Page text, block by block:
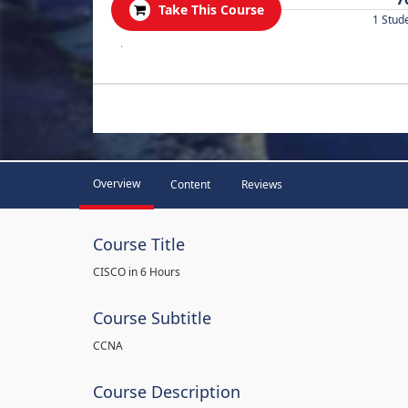
Take This Course
1
.
Overview Content Reviews
Course Title
CISCO in 6 Hours
Course Subtitle
CCNA
Course Description